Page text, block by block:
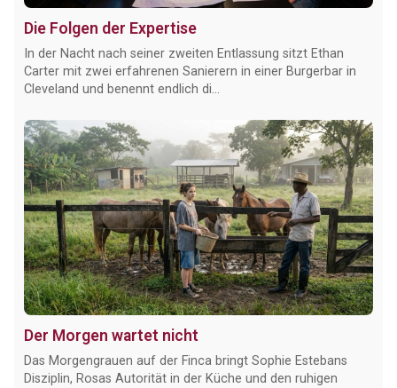
Die Folgen der Expertise
In der Nacht nach seiner zweiten Entlassung sitzt Ethan
Carter mit zwei erfahrenen Sanierern in einer Burgerbar in
Cleveland und benennt endlich di...
Der Morgen wartet nicht
Das Morgengrauen auf der Finca bringt Sophie Estebans
Disziplin, Rosas Autorität in der Küche und den ruhigen